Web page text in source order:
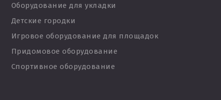
Оборудование для укладки
Детские городки
Игровое оборудование для площадок
Придомовое оборудование
Спортивное оборудование